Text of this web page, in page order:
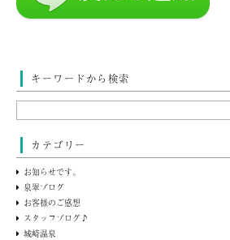
キーワードから検索
カテゴリー
お知らせです。
泉翠ブログ
お客様のご感想
スタッフブログ♪
城崎温泉